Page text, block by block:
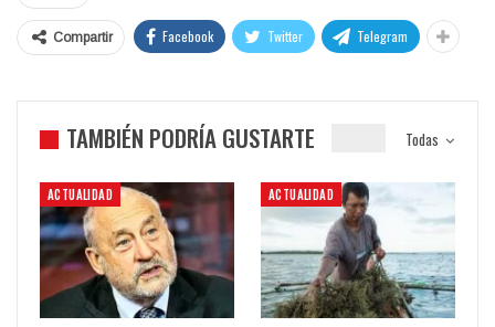
Compartir Facebook Twitter Telegram
Todas
TAMBIÉN PODRÍA GUSTARTE
ACTUALIDAD ACTUALIDAD